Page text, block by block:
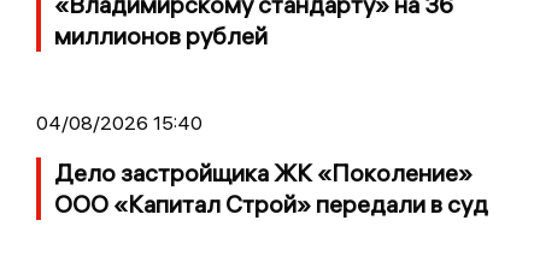
миллионов рублей
04/08/2026 15:40
Дело застройщика ЖК «Поколение»
ООО «Капитал Строй» передали в суд